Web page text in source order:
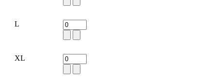
L
XL